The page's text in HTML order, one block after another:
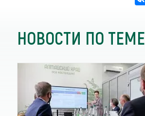
НОВОСТИ ПО ТЕМЕ